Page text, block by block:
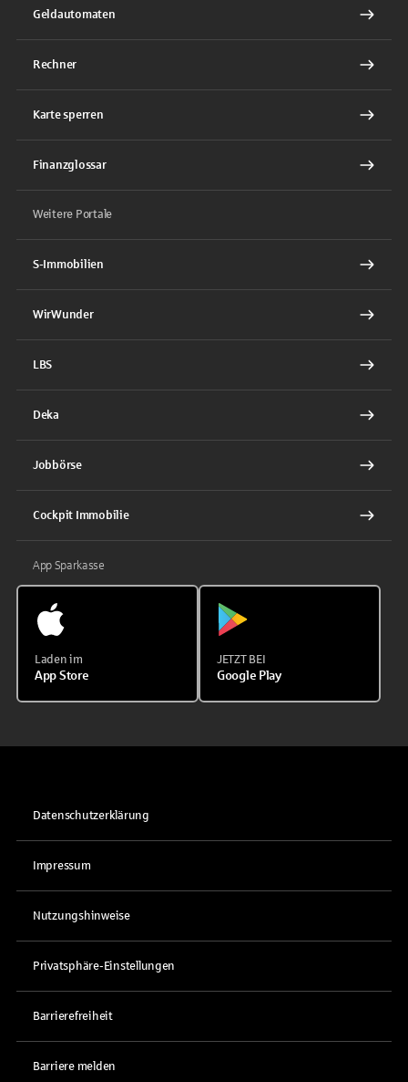
Geldautomaten
Rechner
Karte sperren
Finanzglossar
Weitere Portale
S-Immobilien
WirWunder
LBS
Deka
Jobbörse
Cockpit Immobilie
App Sparkasse
Laden im
App Store
JETZT BEI
Google Play
Datenschutzerklärung
Impressum
Nutzungshinweise
Privatsphäre-Einstellungen
Barrierefreiheit
Barriere melden